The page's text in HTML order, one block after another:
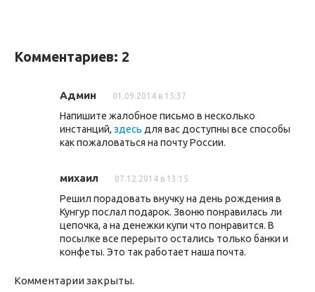
Комментариев: 2
Админ 01.09.2014 в 15:37
Напишите жалобное письмо в несколько
инстанций, здесь для вас доступны все способы
как пожаловаться на почту России.
михаил 07.12.2014 в 13:15
Решил порадовать внучку на день рождения в
Кунгур послал подарок. Звоню понравилась ли
цепочка, а на денежки купи что понравится. В
посылке все перерыто остались только банки и
конфеты. Это так работает наша почта.
Комментарии закрыты.